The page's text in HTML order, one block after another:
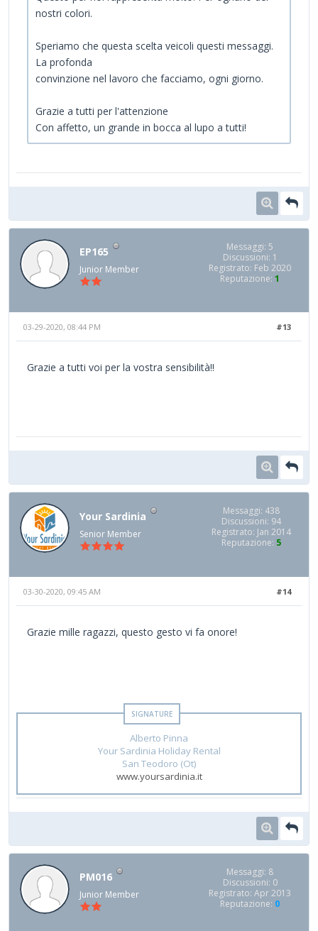
nostri colori.
Speriamo che questa scelta veicoli questi messaggi.
La profonda
convinzione nel lavoro che facciamo, ogni giorno.
Grazie a tutti per l'attenzione
Con affetto, un grande in bocca al lupo a tutti!
EP165
Junior Member
Messaggi: 5
Discussioni: 1
Registrato: Feb 2020
Reputazione: 1
#13
03-29-2020, 08:44 PM
Grazie a tutti voi per la vostra sensibilità!!
Your Sardinia
Senior Member
Messaggi: 438
Discussioni: 94
Registrato: Jan 2014
Reputazione: 5
#14
03-30-2020, 09:45 AM
Grazie mille ragazzi, questo gesto vi fa onore!
Alberto Pinna
Your Sardinia Holiday Rental
San Teodoro (Ot)
www.yoursardinia.it
PM016
Junior Member
Messaggi: 8
Discussioni: 0
Registrato: Apr 2013
Reputazione: 0